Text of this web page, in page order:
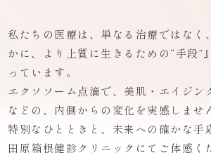
私たちの医療は、単なる治療ではなく
かに、より上質に生きるための“手段”
っています。
エクソソーム点滴で、美肌・エイジン
などの、内側からの変化を実感しませ
特別なひとときと、未来への確かな手
田原箱根健診クリニックにてご体感く